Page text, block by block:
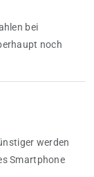
bei
noch
werden
Smartphone